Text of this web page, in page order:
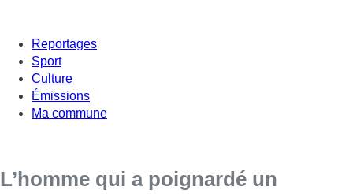
Reportages
Sport
Culture
Émissions
Ma commune
L’homme qui a poignardé un